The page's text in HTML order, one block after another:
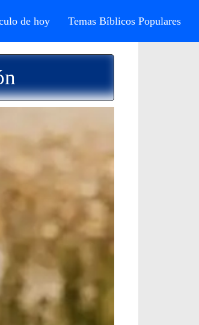
de hoy Temas Bíblicos Populares